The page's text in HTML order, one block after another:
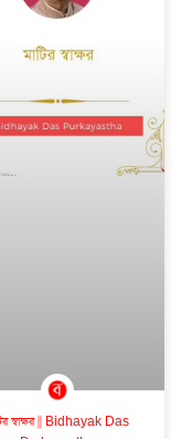
স্বাক্ষর || Bidhayak Das